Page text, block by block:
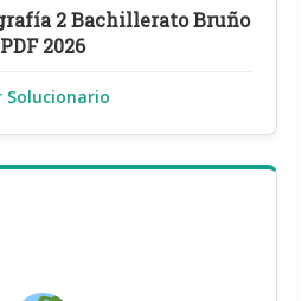
2 Bachillerato Bruño
PDF 2026
Solucionario